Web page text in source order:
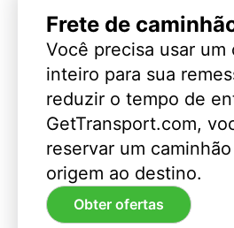
Frete de
Você precisa usar um
inteiro para sua
reduzir o tempo de
GetTransport.com,
reservar um
origem ao destino.
Obter ofertas